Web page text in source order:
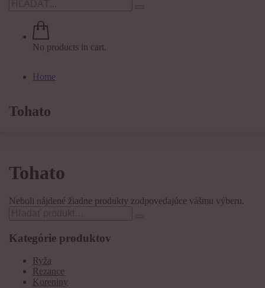
No products in cart.
Home
Tohato
Tohato
Neboli nájdené žiadne produkty zodpovedajúce vášmu výberu.
Kategórie produktov
Ryža
Rezance
Koreniny